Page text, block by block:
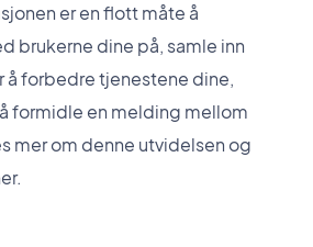
er en flott måte å
brukerne dine på, samle inn
forbedre tjenestene dine,
formidle en melding mellom
mer om denne utvidelsen og